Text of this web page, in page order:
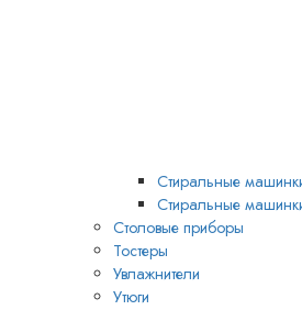
Стиральные
Стиральные
Столовые приборы
Тостеры
Увлажнители
Утюги